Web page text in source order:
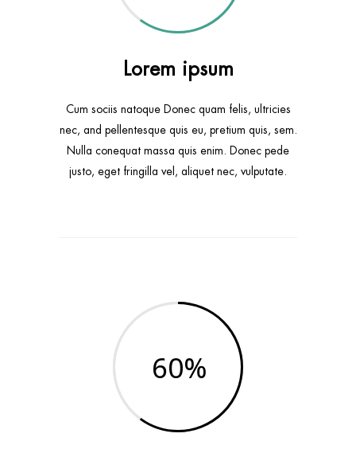
Lorem ipsum
Cum sociis natoque Donec quam felis, ultricies
nec, and pellentesque quis eu, pretium quis, sem.
Nulla conequat massa quis enim. Donec pede
justo, eget fringilla vel, aliquet nec, vulputate.
60